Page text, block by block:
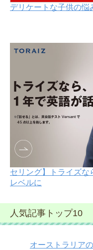
デリケートな子供の悩
セリング】トライズな
レベルに
人気記事トップ10
オーストラリア